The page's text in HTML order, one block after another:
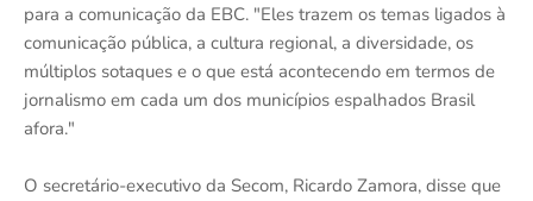
para a comunicação da EBC. "Eles trazem os temas ligados à
comunicação pública, a cultura regional, a diversidade, os
múltiplos sotaques e o que está acontecendo em termos de
jornalismo em cada um dos municípios espalhados Brasil
afora."
O secretário-executivo da Secom, Ricardo Zamora, disse que